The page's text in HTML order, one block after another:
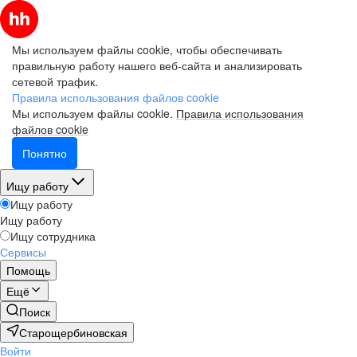
Мы используем файлы cookie, чтобы обеспечивать
правильную работу нашего веб-сайта и анализировать
сетевой трафик.
Правила использования файлов cookie
Мы используем файлы cookie. Правила использования
файлов cookie
Понятно
Ищу работу
Ищу работу
Ищу работу
Ищу сотрудника
Сервисы
Помощь
Ещё
Поиск
Старощербиновская
Войти